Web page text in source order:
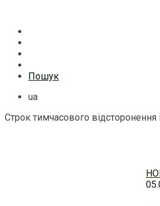
Пошук
ua
Строк тимчасового